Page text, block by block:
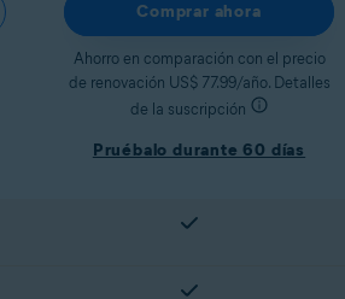
Comprar ahora
Ahorro en comparación con el precio
de renovación US$ 77.99/año. Detalles
de la suscripción
Pruébalo durante 60 días